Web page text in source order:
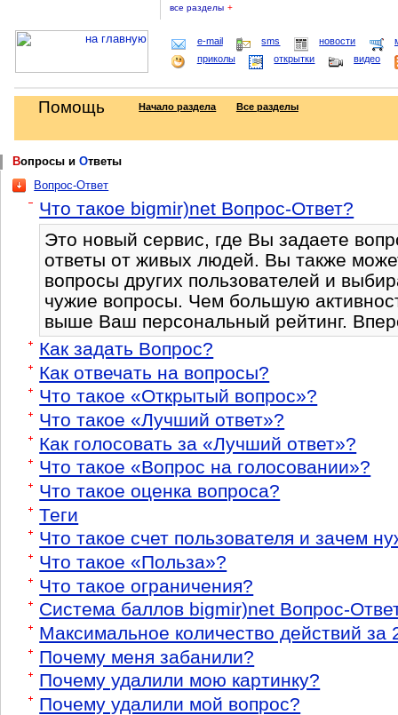
все разделы +
e-mail sms новости
приколы
открытки видео
Помощь Начало раздела Все разделы
Вопросы иОтветы
Вопрос-Ответ
Что такое bigmir)net Вопрос-Ответ?
Это новый сервис, где Вы задаете
ответы от живых людей. Вы также
вопросы других пользователей и
чужие вопросы. Чем большую
выше Ваш персональный рейтинг.
Как задать Вопрос?
Как отвечать на вопросы?
Что такое «Открытый вопрос»?
Что такое «Лучший ответ»?
Как голосовать за «Лучший ответ»?
Что такое «Вопрос на голосовании»?
Что такое оценка вопроса?
Теги
Что такое счет пользователя и зачем
Что такое «Польза»?
Что такое ограничения?
Система баллов bigmir)net Вопрос-
Максимальное количество действий за
Почему меня забанили?
Почему удалили мою картинку?
Почему удалили мой вопрос?